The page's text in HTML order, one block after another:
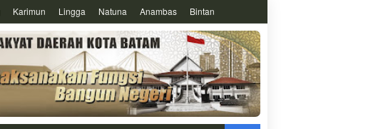
Karimun Lingga Natuna Anambas Bintan